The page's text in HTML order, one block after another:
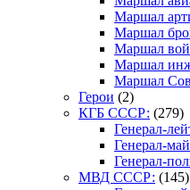
Маршал
Маршал
Маршал
Маршал
Маршал
Герои (2)
КГБ СССР: (279)
Генерал-
Генерал-
Генерал-
МВД СССР: (145)